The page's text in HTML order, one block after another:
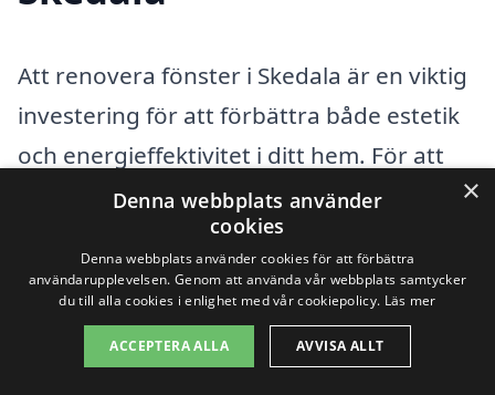
Att renovera fönster i Skedala är en viktig
investering för att förbättra både estetik
och energieffektivitet i ditt hem. För att
säkerställa att renoveringen utförs på
bästa möjliga sätt, är det klokt att söka
hjälp från professionella hantverkare. Det
finns många duktiga företag som
erbjuder sina tjänster i närområdet.
×
Denna webbplats använder
cookies
Denna webbplats använder cookies för att förbättra
användarupplevelsen. Genom att använda vår webbplats samtycker
du till alla cookies i enlighet med vår cookiepolicy. Läs mer
ACCEPTERA ALLA AVVISA ALLT